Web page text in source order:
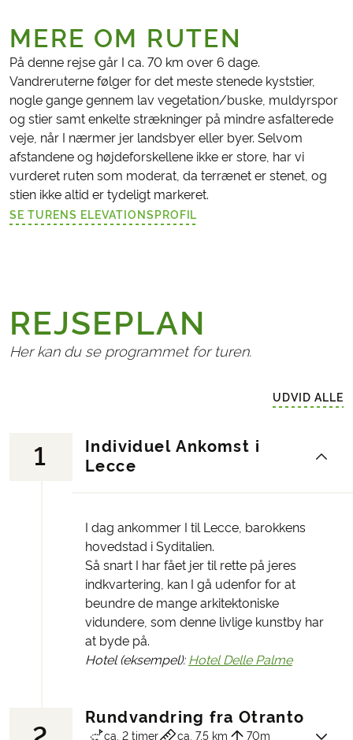
MERE OM RUTEN
På denne rejse går I ca. 70 km over 6 dage.
Vandreruterne følger for det meste stenede kyststier,
nogle gange gennem lav vegetation/buske, muldyrspor
og stier samt enkelte strækninger på mindre asfalterede
veje, når I nærmer jer landsbyer eller byer. Selvom
afstandene og højdeforskellene ikke er store, har vi
vurderet ruten som moderat, da terrænet er stenet, og
stien ikke altid er tydeligt markeret.
SE TURENS ELEVATIONSPROFIL
REJSEPLAN
Her kan du se programmet for turen.
UDVID ALLE
1
Individuel Ankomst i
Lecce
I dag ankommer I til Lecce, barokkens
hovedstad i Syditalien.
Så snart I har fået jer til rette på jeres
indkvartering, kan I gå udenfor for at
beundre de mange arkitektoniske
vidundere, som denne livlige kunstby har
at byde på.
Hotel (eksempel): Hotel Delle Palme
Rundvandring fra Otranto
ca. 2 timer ca. 7,5 km
70m